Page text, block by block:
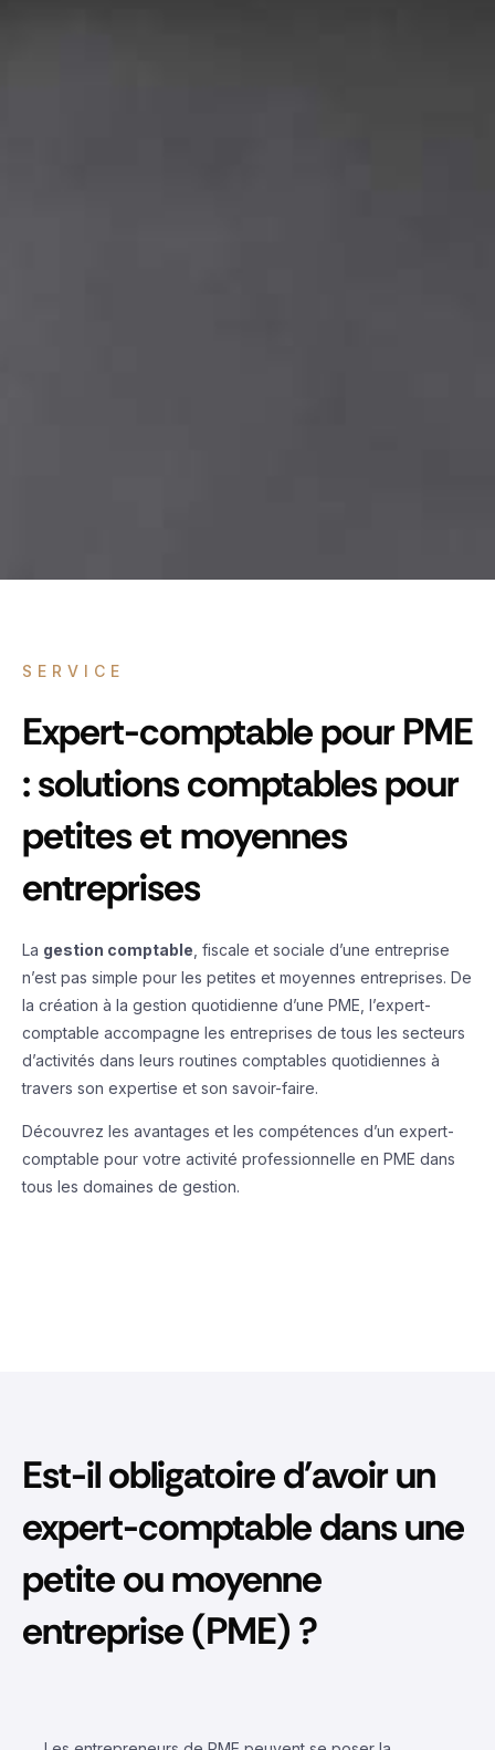
SERVICE
Expert-comptable pour PME
: solutions comptables pour
petites et moyennes
entreprises
La gestion comptable , fiscale et sociale d’une entreprise
n’est pas simple pour les petites et moyennes entreprises. De
la création à la gestion quotidienne d’une PME, l’expert-
comptable accompagne les entreprises de tous les secteurs
d’activités dans leurs routines comptables quotidiennes à
travers son expertise et son savoir-faire.
Découvrez les avantages et les compétences d’un expert-
comptable pour votre activité professionnelle en PME dans
tous les domaines de gestion.
Est-il obligatoire d'avoir un
expert-comptable dans une
petite ou moyenne
entreprise (PME) ?